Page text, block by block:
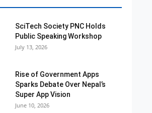
SciTech Society PNC Holds
Public Speaking Workshop
July 13, 2026
Rise of Government Apps
Sparks Debate Over Nepal’s
Super App Vision
June 10, 2026